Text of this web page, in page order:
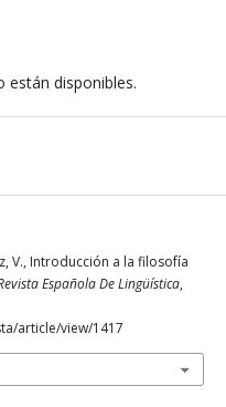
están disponibles.
V., Introducción a la filosofía
Española De Lingüística,
article/view/1417